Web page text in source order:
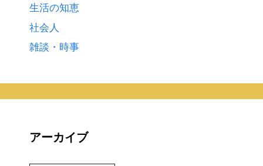
生活の知恵
社会人
雑談・時事
アーカイブ